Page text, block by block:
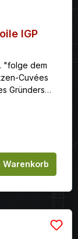
"folge dem
Cuvées
Gründers
Warenkorb